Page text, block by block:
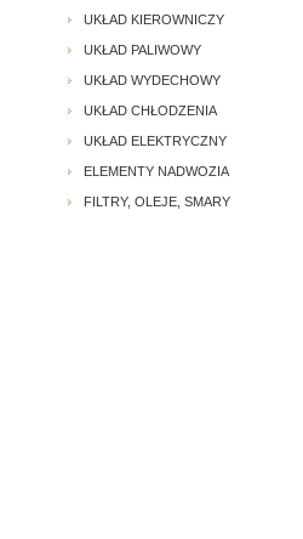
UKŁAD KIEROWNICZY
UKŁAD PALIWOWY
UKŁAD WYDECHOWY
UKŁAD CHŁODZENIA
UKŁAD ELEKTRYCZNY
ELEMENTY NADWOZIA
FILTRY, OLEJE, SMARY